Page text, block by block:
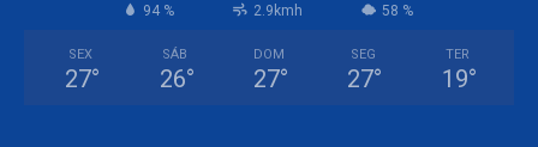
94 % 2.9kmh 58 %
SEX
27°
SÁB
26°
DOM
27°
SEG
27°
TER
19°